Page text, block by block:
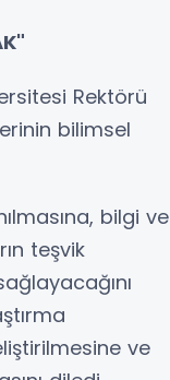
Rektörü
bilimsel
bilgi ve
teşvik
ve